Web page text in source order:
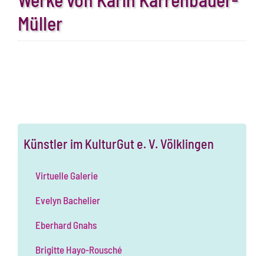
Müller
Künstler im KulturGut e. V. Völklingen
Virtuelle Galerie
Evelyn Bachelier
Eberhard Gnahs
Brigitte Hayo-Rousché